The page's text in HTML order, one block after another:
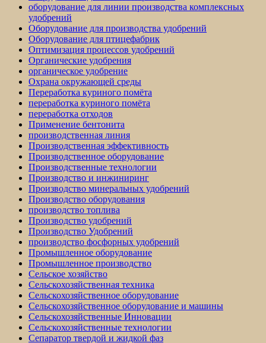
оборудование для линии производства комплексных
удобрений
Оборудование для производства удобрений
Оборудование для птицефабрик
Оптимизация процессов удобрений
Органические удобрения
органическое удобрение
Охрана окружающей среды
Переработка куриного помёта
переработка куриного помёта
переработка отходов
Применение бентонита
производственная линия
Производственная эффективность
Производственное оборудование
Производственные технологии
Производство и инжиниринг
Производство минеральных удобрений
Производство оборудования
производство топлива
Производство удобрений
Производство Удобрений
производство фосфорных удобрений
Промышленное оборудование
Промышленное производство
Сельское хозяйство
Сельскохозяйственная техника
Сельскохозяйственное оборудование
Сельскохозяйственное оборудование и машины
Сельскохозяйственные Инновации
Сельскохозяйственные технологии
Сепаратор твердой и жидкой фаз